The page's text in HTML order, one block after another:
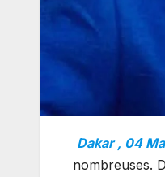
Dakar , 04
nombreuses.